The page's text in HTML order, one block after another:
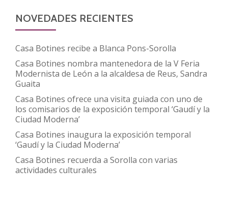
NOVEDADES RECIENTES
Casa Botines recibe a Blanca Pons-Sorolla
Casa Botines nombra mantenedora de la V Feria
Modernista de León a la alcaldesa de Reus, Sandra
Guaita
Casa Botines ofrece una visita guiada con uno de
los comisarios de la exposición temporal ‘Gaudí y la
Ciudad Moderna’
Casa Botines inaugura la exposición temporal
‘Gaudí y la Ciudad Moderna’
Casa Botines recuerda a Sorolla con varias
actividades culturales